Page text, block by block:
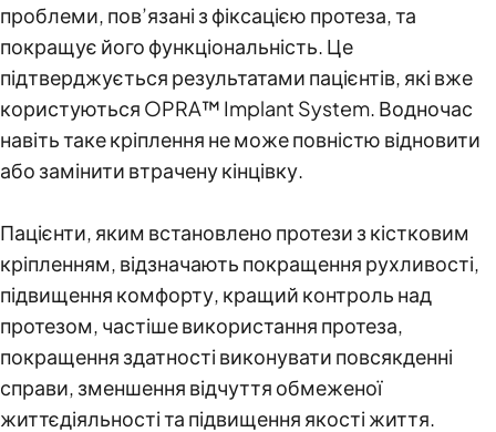
проблеми, пов’язані з фіксацією протеза, та
покращує його функціональність. Це
підтверджується результатами пацієнтів, які вже
користуються OPRA™ Implant System. Водночас
навіть таке кріплення не може повністю відновити
або замінити втрачену кінцівку.
Пацієнти, яким встановлено протези з кістковим
кріпленням, відзначають покращення рухливості,
підвищення комфорту, кращий контроль над
протезом, частіше використання протеза,
покращення здатності виконувати повсякденні
справи, зменшення відчуття обмеженої
життєдіяльності та підвищення якості життя.